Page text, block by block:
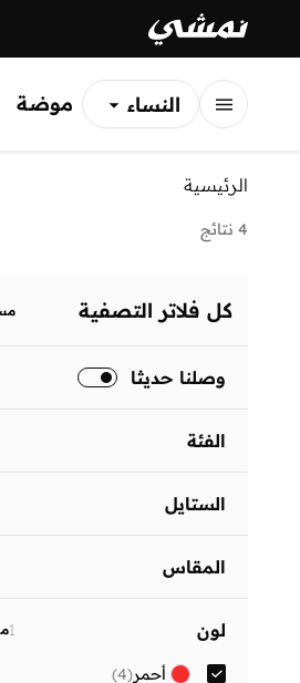
النساء
موضة
الرئيسية
4 نتائج
كل فلاتر التصفية
وصلنا حديثا
الفئة
نساء
الستايل
العمل
المقاس
لون 1
أحمر(
4
)